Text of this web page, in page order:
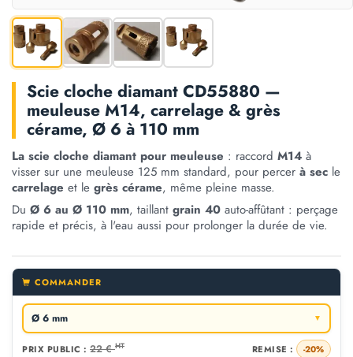
Scie cloche diamant CD55880 —
meuleuse M14, carrelage & grès
cérame, Ø 6 à 110 mm
La scie cloche diamant pour meuleuse : raccord M14 à
visser sur une meuleuse 125 mm standard, pour percer à sec le
carrelage et le grès cérame, même pleine masse.
Du Ø 6 au Ø 110 mm, taillant grain 40 auto-affûtant : perçage
rapide et précis, à l'eau aussi pour prolonger la durée de vie.
COMMANDER
Ø 6 mm ▼
PRIX PUBLIC : 22 €HT REMISE : -20%